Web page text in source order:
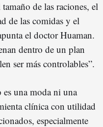
de las raciones, el
de las comidas y el
el doctor Huaman.
dentro de un plan
ser más controlables”.
una moda ni una
clínica con utilidad
especialmente